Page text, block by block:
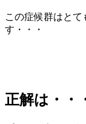
この症候群はとて
す・・・
正解は・・